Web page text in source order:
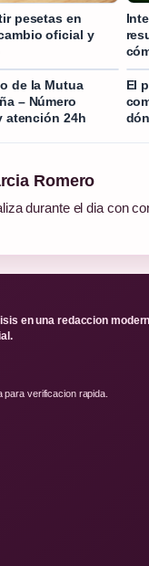
pesetas en
oficial y
de la Mutua
– Número
atención 24h
El
Romero
durante el dia con
en una redaccion
verificacion rapida.